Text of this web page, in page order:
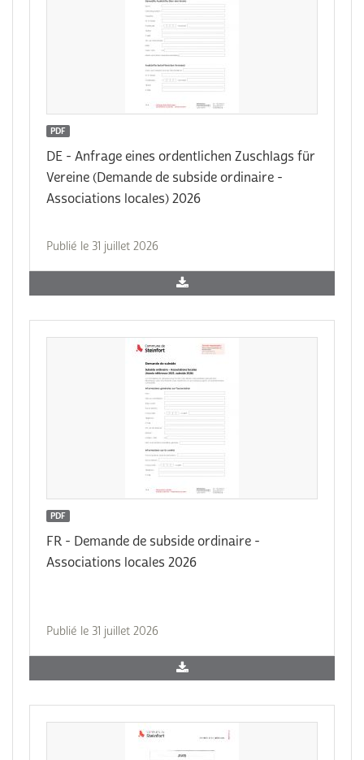
PDF
DE - Anfrage eines ordentlichen Zuschlags für
Vereine (Demande de subside ordinaire -
Associations locales) 2026
Publié le 31 juillet 2026
PDF
FR - Demande de subside ordinaire -
Associations locales 2026
Publié le 31 juillet 2026